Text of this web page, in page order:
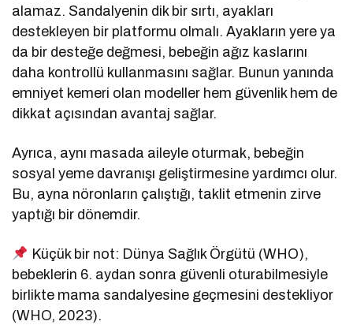
alamaz. Sandalyenin dik bir sırtı, ayakları
destekleyen bir platformu olmalı. Ayakların yere ya
da bir desteğe değmesi, bebeğin ağız kaslarını
daha kontrollü kullanmasını sağlar. Bunun yanında
emniyet kemeri olan modeller hem güvenlik hem de
dikkat açısından avantaj sağlar.
Ayrıca, aynı masada aileyle oturmak, bebeğin
sosyal yeme davranışı geliştirmesine yardımcı olur.
Bu, ayna nöronların çalıştığı, taklit etmenin zirve
yaptığı bir dönemdir.
Küçük bir not: Dünya Sağlık Örgütü (WHO),
bebeklerin 6. aydan sonra güvenli oturabilmesiyle
birlikte mama sandalyesine geçmesini destekliyor
(WHO, 2023).